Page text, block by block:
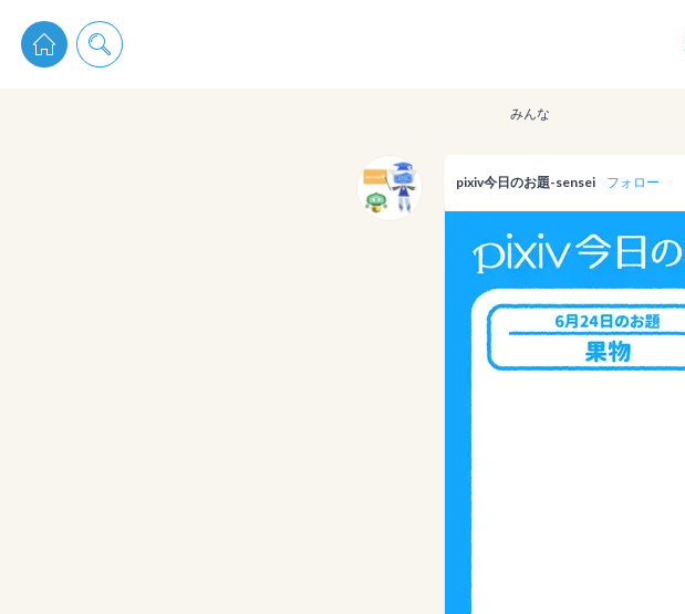
プ
pixiv
みんな
pixiv今日のお題-sensei フォロー